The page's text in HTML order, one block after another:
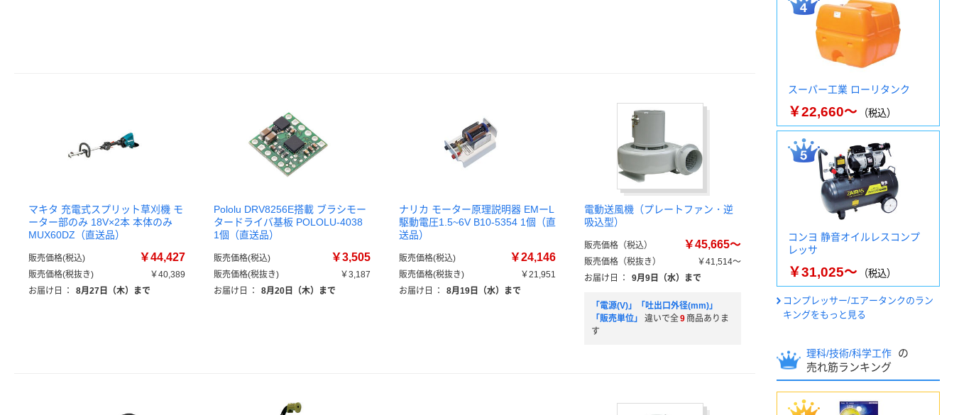
マキタ 充電式スプリット草刈機 モ
ーター部のみ 18V×2本 本体のみ
MUX60DZ（直送品）
販売価格(税込) ￥44,427
販売価格(税抜き)
￥40,389
お届け日
： 8月27日（木）まで
Pololu DRV8256E搭載 ブラシモー
タードライバ基板 POLOLU-4038
1個（直送品）
販売価格(税込) ￥3,505
販売価格(税抜き)
￥3,187
お届け日
： 8月20日（木）まで
ナリカ モーター原理説明器 EMーL
駆動電圧1.5~6V B10-5354 1個（直
送品）
販売価格(税込) ￥24,146
販売価格(税抜き)
￥21,951
お届け日
： 8月19日（水）まで
電動送風機（プレートファン・逆
吸込型）
販売価格（税込） ￥45,665～
販売価格（税抜き）
￥41,514～
お届け日
： 9月9日（水）まで
「電源(V)」「吐出口外径(mm)」
「販売単位」
違いで全9 商品ありま
す
スーパー工業 ローリタンク
￥22,660～ （税込）
コンヨ 静音オイルレスコンプ
レッサ
￥31,025～ （税込）
コンプレッサー/エアータンクのラン
キングをもっと見る
理科/技術/科学工作
の
売れ筋ランキング